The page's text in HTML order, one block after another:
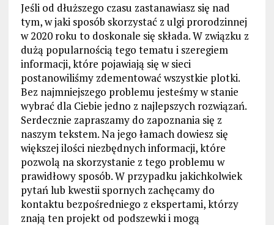
Jeśli od dłuższego czasu zastanawiasz się nad
tym, w jaki sposób skorzystać z ulgi prorodzinnej
w 2020 roku to doskonale się składa. W związku z
dużą popularnością tego tematu i szeregiem
informacji, które pojawiają się w sieci
postanowiliśmy zdementować wszystkie plotki.
Bez najmniejszego problemu jesteśmy w stanie
wybrać dla Ciebie jedno z najlepszych rozwiązań.
Serdecznie zapraszamy do zapoznania się z
naszym tekstem. Na jego łamach dowiesz się
większej ilości niezbędnych informacji, które
pozwolą na skorzystanie z tego problemu w
prawidłowy sposób. W przypadku jakichkolwiek
pytań lub kwestii spornych zachęcamy do
kontaktu bezpośredniego z ekspertami, którzy
znają ten projekt od podszewki i mogą